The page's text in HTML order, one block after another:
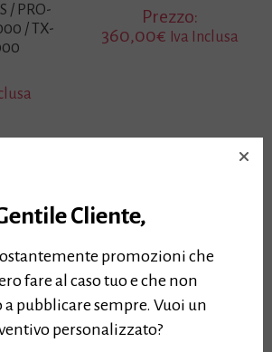
/ PRO-
/ TX-
Prezzo:
360,00€ Iva Inclusa
Cliente,
promozioni che
fare al caso tuo e che non
pubblicare sempre. Vuoi un
personalizzato?